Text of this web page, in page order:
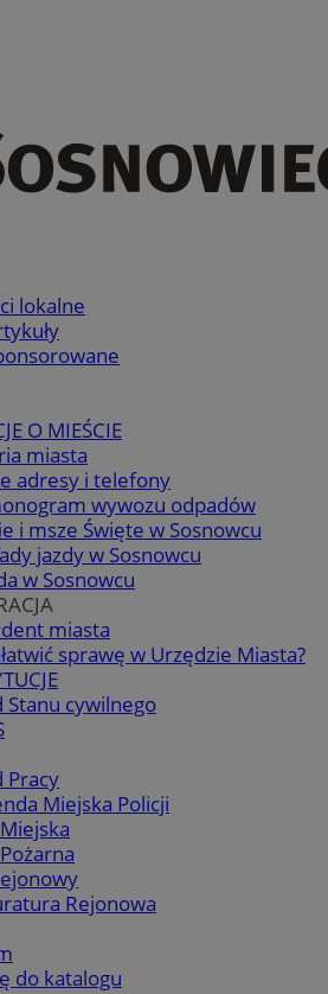
lokalne
O MIEŚCIE
miasta
adresy i telefony
wywozu odpadów
i msze Święte w Sosnowcu
jazdy w Sosnowcu
w Sosnowcu
miasta
sprawę w Urzędzie Miasta?
Stanu cywilnego
Pracy
Miejska Policji
Rejonowa
do katalogu